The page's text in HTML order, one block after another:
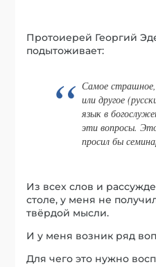
Протоиерей Георгий
подытоживает:
Самое
или другое
язык в
эти вопросы.
просил бы
Из всех слов и
столе, у меня не
твёрдой мысли.
И у меня возник ряд
Для чего это нужно